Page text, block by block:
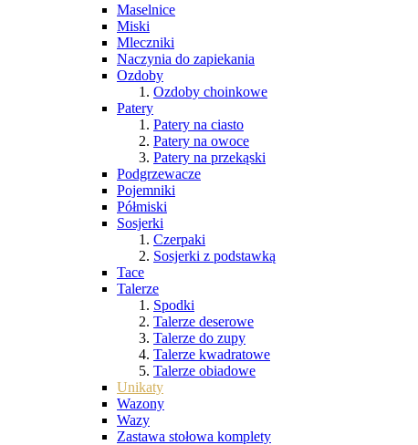
Maselnice
Miski
Mleczniki
Naczynia do zapiekania
Ozdoby
Ozdoby choinkowe
Patery
Patery na ciasto
Patery na owoce
Patery na przekąski
Podgrzewacze
Pojemniki
Półmiski
Sosjerki
Czerpaki
Sosjerki z podstawką
Tace
Talerze
Spodki
Talerze deserowe
Talerze do zupy
Talerze kwadratowe
Talerze obiadowe
Unikaty
Wazony
Wazy
Zastawa stołowa komplety